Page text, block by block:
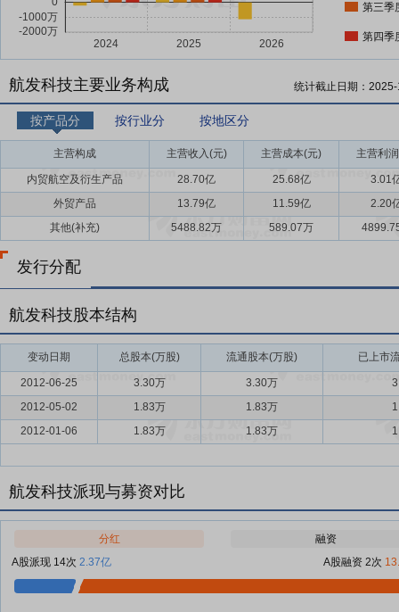
第三季
第四季
航发科技主要业务构成 统计截止日期：
按产品分 按行业分 按地区分
主营构成 主营收入(元) 主营成本(元) 主营利
内贸航空及衍生产品 28.70亿 25.68亿
3.01
外贸产品
13.79亿 11.59亿
2.20
其他(补充)
5488.82万 589.07万
发行分配
航发科技股本结构
变动日期 总股本(万股) 流通股本(万股) 已上市
2012-06-25 3.30万 3.30万
2012-05-02
1.83万 1.83万
2012-01-06
1.83万 1.83万
航发科技派现与募资对比
分红
融资
A股派现 14次 2.37亿 A股融资 2次